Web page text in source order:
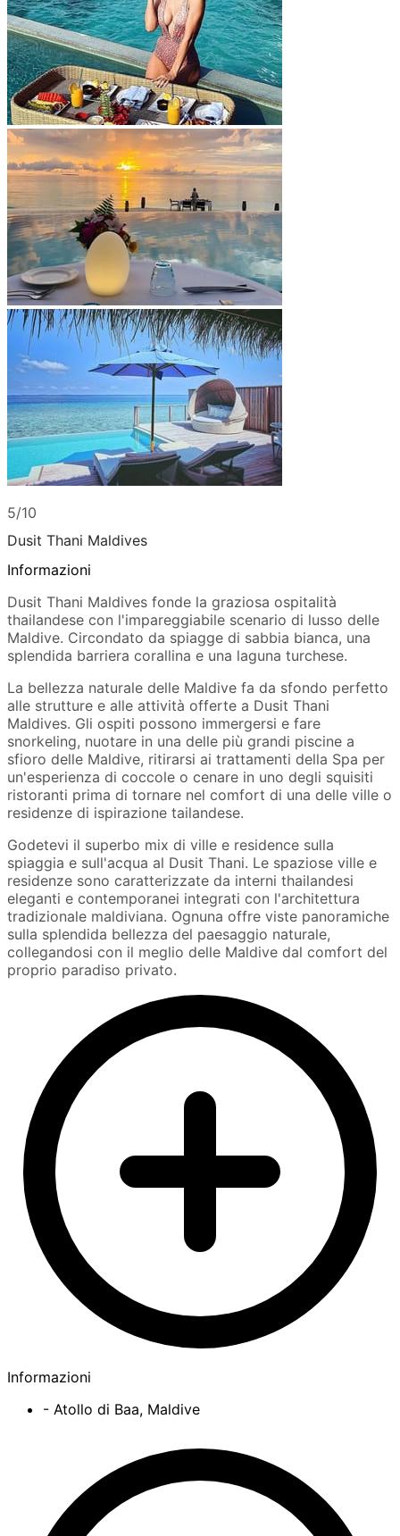
5/10
Dusit Thani Maldives
Informazioni
Dusit Thani Maldives fonde la graziosa ospitalità
thailandese con l'impareggiabile scenario di lusso delle
Maldive. Circondato da spiagge di sabbia bianca, una
splendida barriera corallina e una laguna turchese.
La bellezza naturale delle Maldive fa da sfondo perfetto
alle strutture e alle attività offerte a Dusit Thani
Maldives. Gli ospiti possono immergersi e fare
snorkeling, nuotare in una delle più grandi piscine a
sfioro delle Maldive, ritirarsi ai trattamenti della Spa per
un'esperienza di coccole o cenare in uno degli squisiti
ristoranti prima di tornare nel comfort di una delle ville o
residenze di ispirazione tailandese.
Godetevi il superbo mix di ville e residence sulla
spiaggia e sull'acqua al Dusit Thani. Le spaziose ville e
residenze sono caratterizzate da interni thailandesi
eleganti e contemporanei integrati con l'architettura
tradizionale maldiviana. Ognuna offre viste panoramiche
sulla splendida bellezza del paesaggio naturale,
collegandosi con il meglio delle Maldive dal comfort del
proprio paradiso privato.
Informazioni
- Atollo di Baa, Maldive